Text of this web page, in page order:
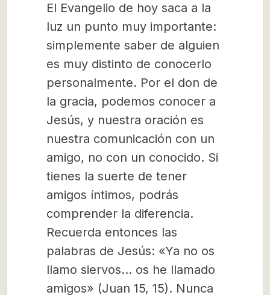
El Evangelio de hoy saca a la
luz un punto muy importante:
simplemente saber de alguien
es muy distinto de conocerlo
personalmente. Por el don de
la gracia, podemos conocer a
Jesús, y nuestra oración es
nuestra comunicación con un
amigo, no con un conocido. Si
tienes la suerte de tener
amigos íntimos, podrás
comprender la diferencia.
Recuerda entonces las
palabras de Jesús: «Ya no os
llamo siervos… os he llamado
amigos» (Juan 15, 15). Nunca